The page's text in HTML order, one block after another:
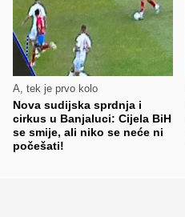
A, tek je prvo kolo
Nova sudijska sprdnja i
cirkus u Banjaluci: Cijela BiH
se smije, ali niko se neće ni
počešati!